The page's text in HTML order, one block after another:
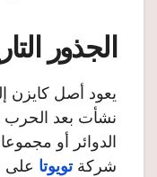
الجذور
يعود أصل كايزن
نشأت بعد الحرب
الدوائر أو
شركةتويوتا على